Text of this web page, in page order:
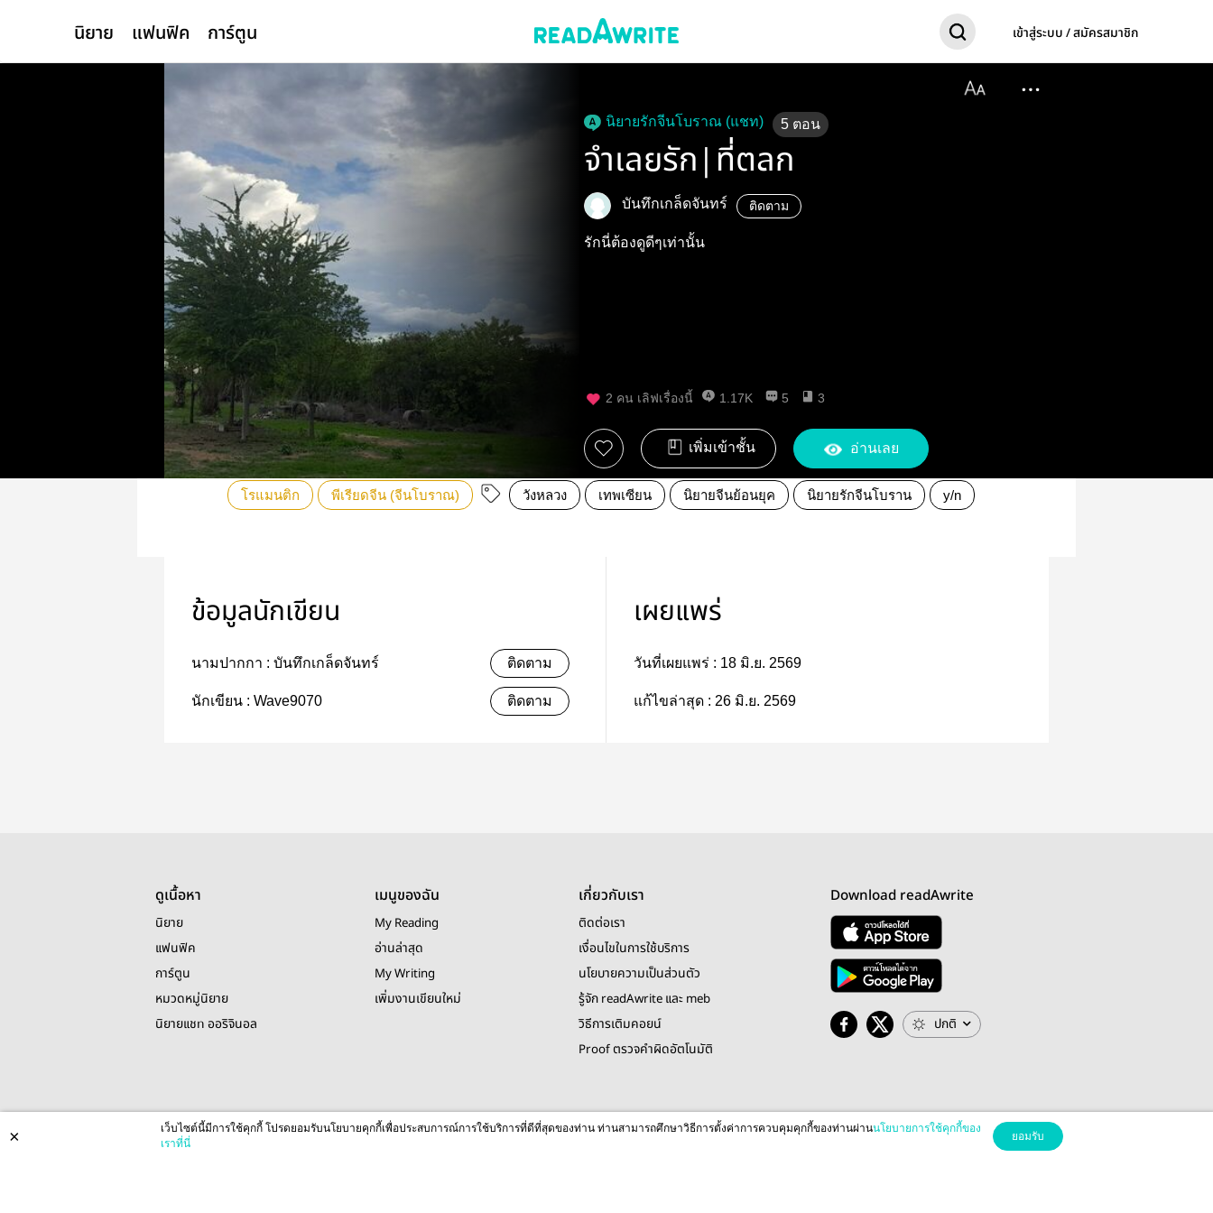
นิยาย แฟนฟิค การ์ตูน เข้าสู่ระบบ / สมัครสมาชิก
นิยายรักจีนโบราณ (แชท) 5 ตอน
จำเลยรัก|ที่ตลก
บันทึกเกล็ดจันทร์ ติดตาม
รักนี่ต้องดูดีๆเท่านั้น
2 คน เลิฟเรื่องนี้ 1.17K 5 3
เพิ่มเข้าชั้น อ่านเลย
โรแมนติก พีเรียดจีน (จีนโบราณ) วังหลวง เทพเซียน นิยายจีนย้อนยุค นิยายรักจีนโบราน y/n
ข้อมูลนักเขียน
นามปากกา : บันทึกเกล็ดจันทร์ ติดตาม
นักเขียน : Wave9070 ติดตาม
เผยแพร่
วันที่เผยแพร่ : 18 มิ.ย. 2569
แก้ไขล่าสุด : 26 มิ.ย. 2569
ดูเนื้อหา
นิยาย
แฟนฟิค
การ์ตูน
หมวดหมู่นิยาย
นิยายแชท ออริจินอล
เมนูของฉัน
My Reading
อ่านล่าสุด
My Writing
เพิ่มงานเขียนใหม่
เกี่ยวกับเรา
ติดต่อเรา
เงื่อนไขในการใช้บริการ
นโยบายความเป็นส่วนตัว
รู้จัก readAwrite และ meb
วิธีการเติมคอยน์
Proof ตรวจคำผิดอัตโนมัติ
Download readAwrite
ปกติ
© 2026 readAwrite.com by MEB Corporation Public Company Limited
This site is protected by reCAPTCHA and the Google
× เว็บไซต์นี้มีการใช้คุกกี้ โปรดยอมรับนโยบายคุกกี้เพื่อประสบการณ์การใช้บริการที่ดีที่สุดของท่าน ท่านสามารถศึกษาวิธีการตั้งค่าการควบคุมคุกกี้ของท่านผ่านนโยบายการใช้คุกกี้ของ
เราที่นี่
ยอมรับ